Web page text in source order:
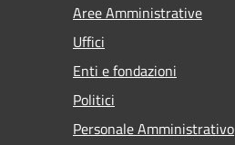
Aree Amministrative
Uffici
Enti e fondazioni
Politici
Personale Amministrativo